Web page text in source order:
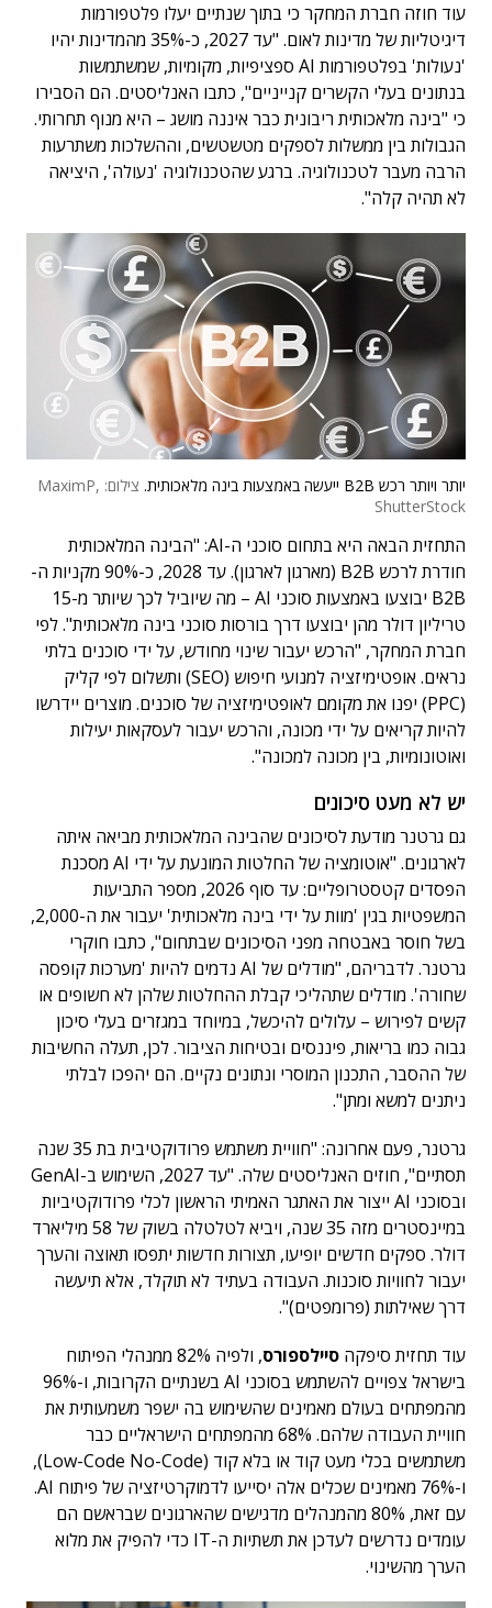
עוד חוזה חברת המחקר כי בתוך שנתיים יעלו פלטפורמות
דיגיטליות של מדינות לאום. "עד 2027, כ-35% מהמדינות יהיו
'נעולות' בפלטפורמות AI ספציפיות, מקומיות, שמשתמשות
בנתונים בעלי הקשרים קנייניים", כתבו האנליסטים. הם הסבירו
כי "בינה מלאכותית ריבונית כבר איננה מושג – היא מנוף תחרותי.
הגבולות בין ממשלות לספקים מטשטשים, וההשלכות משתרעות
הרבה מעבר לטכנולוגיה. ברגע שהטכנולוגיה 'נעולה', היציאה
לא תהיה קלה".
יותר ויותר רכש B2B ייעשה באמצעות בינה מלאכותית.
צילום: MaximP,
ShutterStock
התחזית הבאה היא בתחום סוכני ה-AI: "הבינה המלאכותית
חודרת לרכש B2B (מארגון לארגון). עד 2028, כ-90% מקניות ה-
B2B יבוצעו באמצעות סוכני AI – מה שיוביל לכך שיותר מ-15
טריליון דולר מהן יבוצעו דרך בורסות סוכני בינה מלאכותית". לפי
חברת המחקר, "הרכש יעבור שינוי מחודש, על ידי סוכנים בלתי
נראים. אופטימיזציה למנועי חיפוש (SEO) ותשלום לפי קליק
(PPC) יפנו את מקומם לאופטימיזציה של סוכנים. מוצרים יידרשו
להיות קריאים על ידי מכונה, והרכש יעבור לעסקאות יעילות
ואוטונומיות, בין מכונה למכונה".
יש לא מעט סיכונים
גם גרטנר מודעת לסיכונים שהבינה המלאכותית מביאה איתה
לארגונים. "אוטומציה של החלטות המונעת על ידי AI מסכנת
הפסדים קטסטרופליים: עד סוף 2026, מספר התביעות
המשפטיות בגין 'מוות על ידי בינה מלאכותית' יעבור את ה-2,000,
בשל חוסר באבטחה מפני הסיכונים שבתחום", כתבו חוקרי
גרטנר. לדבריהם, "מודלים של AI נדמים להיות 'מערכות קופסה
שחורה'. מודלים שתהליכי קבלת ההחלטות שלהן לא חשופים או
קשים לפירוש – עלולים להיכשל, במיוחד במגזרים בעלי סיכון
גבוה כמו בריאות, פיננסים ובטיחות הציבור. לכן, תעלה החשיבות
של ההסבר, התכנון המוסרי ונתונים נקיים. הם יהפכו לבלתי
ניתנים למשא ומתן".
גרטנר, פעם אחרונה: "חוויית משתמש פרודוקטיבית בת 35 שנה
תסתיים", חוזים האנליסטים שלה. "עד 2027, השימוש ב-GenAI
ובסוכני AI ייצור את האתגר האמיתי הראשון לכלי פרודוקטיביות
במיינסטרים מזה 35 שנה, ויביא לטלטלה בשוק של 58 מיליארד
דולר. ספקים חדשים יופיעו, תצורות חדשות יתפסו תאוצה והערך
יעבור לחוויות סוכנות. העבודה בעתיד לא תוקלד, אלא תיעשה
דרך שאילתות (פרומפטים)".
עוד תחזית סיפקה סיילספורס
, ולפיה 82% ממנהלי הפיתוח
בישראל צפויים להשתמש בסוכני AI בשנתיים הקרובות, ו-96%
מהמפתחים בעולם מאמינים שהשימוש בה ישפר משמעותית את
חוויית העבודה שלהם. 68% מהמפתחים הישראליים כבר
משתמשים בכלי מעט קוד או בלא קוד (Low-Code No-Code),
ו-76% מאמינים שכלים אלה יסייעו לדמוקרטיזציה של פיתוח AI.
עם זאת, 80% מהמנהלים מדגישים שהארגונים שבראשם הם
עומדים נדרשים לעדכן את תשתיות ה-IT כדי להפיק את מלוא
הערך מהשינוי.